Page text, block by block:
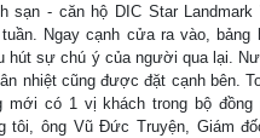
sạn - căn hộ DIC Star Landmark
Ngay cạnh cửa ra vào, bảng
hút sự chú ý của người qua lại.
nhiệt cũng được đặt cạnh bên.
mới có 1 vị khách trong bộ đồng
tôi, ông Vũ Đức Truyện, Giám